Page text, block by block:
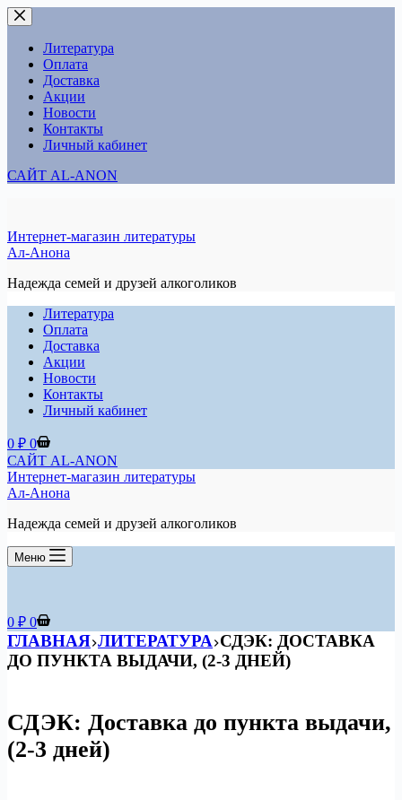
Перейти
к
сути
Литература
Оплата
Доставка
Акции
Новости
Контакты
Личный кабинет
САЙТ AL-ANON
Интернет-магазин литературы
Ал-Анона
Надежда семей и друзей алкоголиков
Литература
Оплата
Доставка
Акции
Новости
Контакты
Личный кабинет
Корзина
0 ₽ 0
САЙТ AL-ANON
Интернет-магазин литературы
Ал-Анона
Надежда семей и друзей алкоголиков
Меню
Корзина
0 ₽ 0
ГЛАВНАЯ ЛИТЕРАТУРА СДЭК: ДОСТАВКА
ДО ПУНКТА ВЫДАЧИ, (2-3 ДНЕЙ)
СДЭК: Доставка до пункта выдачи,
(2-3 дней)